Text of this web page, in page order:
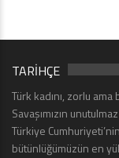
TARİHÇE
Türk kadını, zorlu
Savaşımızın
Türkiye
bütünlüğümüzün en